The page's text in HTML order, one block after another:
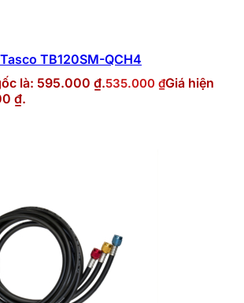
TB120SM-QCH4
là: 595.000 ₫.535.000 ₫Giá hiện
₫.